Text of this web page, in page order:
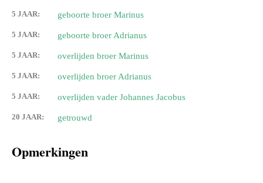
5 JAAR: geboorte broer Marinus
5 JAAR: geboorte broer Adrianus
5 JAAR: overlijden broer Marinus
5 JAAR: overlijden broer Adrianus
5 JAAR: overlijden vader Johannes Jacobus
20 JAAR: getrouwd
Opmerkingen